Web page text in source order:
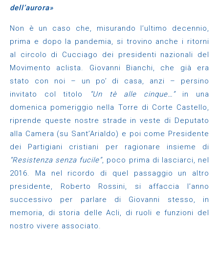
dell’aurora»
Non è un caso che, misurando l’ultimo decennio,
prima e dopo la pandemia, si trovino anche i ritorni
al circolo di Cucciago dei presidenti nazionali del
Movimento aclista. Giovanni Bianchi, che già era
stato con noi – un po’ di casa, anzi – persino
invitato col titolo
“Un tè alle cinque…”in una
domenica pomeriggio nella Torre di Corte Castello,
riprende queste nostre strade in veste di Deputato
alla Camera (su Sant’Arialdo) e poi come Presidente
dei Partigiani cristiani per ragionare insieme di
“Resistenza senza fucile”, poco prima di lasciarci, nel
2016. Ma nel ricordo di quel passaggio un altro
presidente, Roberto Rossini, si affaccia l’anno
successivo per parlare di Giovanni stesso, in
memoria, di storia delle Acli, di ruoli e funzioni del
nostro vivere associato.